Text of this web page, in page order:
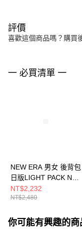
評價
喜歡這個商品嗎？購買
一 必買清單 一
NEW ERA 男女 後背包
日版LIGHT PACK NE
NE13352180
NT$2,232
NT$2,480
你可能有興趣的商